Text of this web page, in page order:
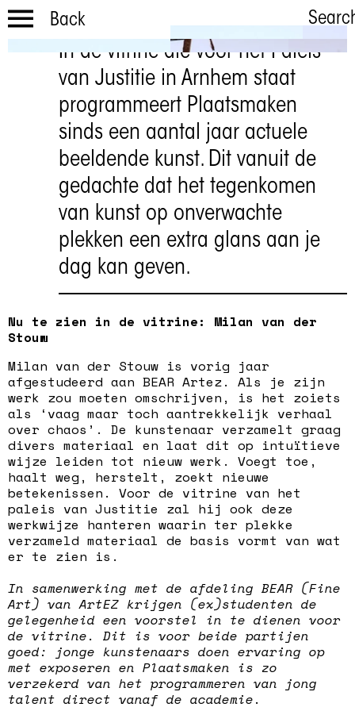
Back
De Uitspraak
Milan van der Stouw
In de vitrine die voor het Paleis
van Justitie in Arnhem staat
programmeert Plaatsmaken
sinds een aantal jaar actuele
beeldende kunst. Dit vanuit de
gedachte dat het tegenkomen
van kunst op onverwachte
plekken een extra glans aan je
dag kan geven.
Nu te zien in de vitrine: Milan van der
Stouw
Milan van der Stouw is vorig jaar
afgestudeerd aan BEAR Artez. Als je zijn
werk zou moeten omschrijven, is het zoiets
als ‘vaag maar toch aantrekkelijk verhaal
over chaos’. De kunstenaar verzamelt graag
divers materiaal en laat dit op intuïtieve
wijze leiden tot nieuw werk. Voegt toe,
haalt weg, herstelt, zoekt nieuwe
betekenissen. Voor de vitrine van het
paleis van Justitie zal hij ook deze
werkwijze hanteren waarin ter plekke
verzameld materiaal de basis vormt van wat
er te zien is.
In samenwerking met de afdeling BEAR (Fine
Art) van ArtEZ krijgen (ex)studenten de
gelegenheid een voorstel in te dienen voor
de vitrine. Dit is voor beide partijen
goed: jonge kunstenaars doen ervaring op
met exposeren en Plaatsmaken is zo
verzekerd van het programmeren van jong
talent direct vanaf de academie.